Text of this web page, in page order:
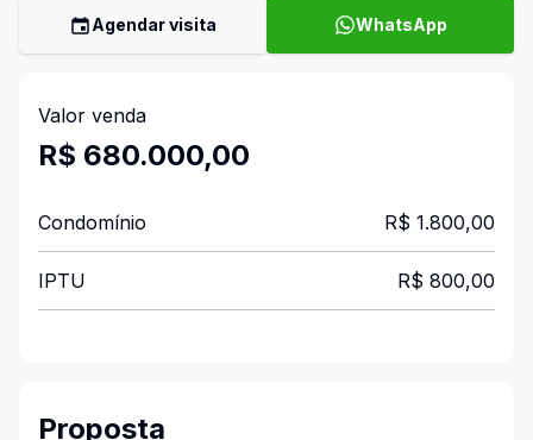
Agendar visita WhatsApp
Valor venda
R$ 680.000,00
Condomínio R$ 1.800,00
IPTU R$ 800,00
Proposta